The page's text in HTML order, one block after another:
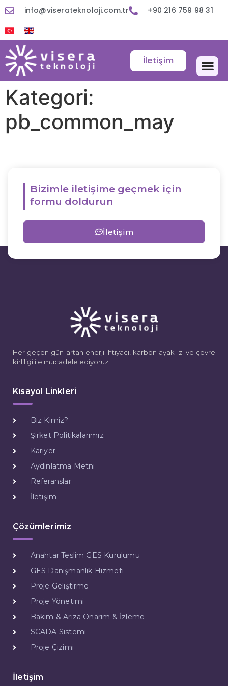
info@viserateknoloji.com.tr +90 216 759 98 31
İletişim
Kategori:
pb_common_may
Bizimle iletişime geçmek için
formu doldurun
İletişim
Her geçen gün artan enerji ihtiyacı, karbon ayak izi ve çevre
kirliliği ile mücadele ediyoruz.
Kısayol Linkleri
Biz Kimiz?
Şirket Politikalarımız
Kariyer
Aydınlatma Metni
Referanslar
İletişim
Çözümlerimiz
Anahtar Teslim GES Kurulumu
GES Danışmanlık Hizmeti
Proje Geliştirme
Proje Yönetimi
Bakım & Arıza Onarım & İzleme
SCADA Sistemi
Proje Çizimi
İletişim